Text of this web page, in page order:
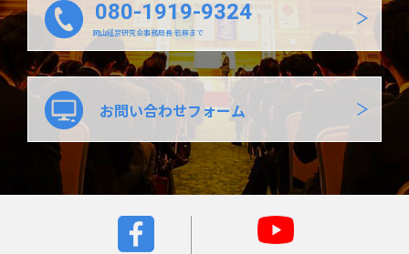
080-1919-9324
岡山経営研究会事務局長 岩藤まで
お問い合わせフォーム